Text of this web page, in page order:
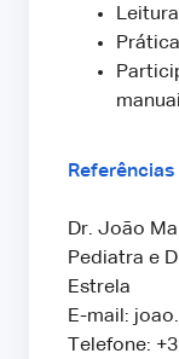
Referências
Dr. João
Pediatra e
Estrela
E-mail:
Telefone: